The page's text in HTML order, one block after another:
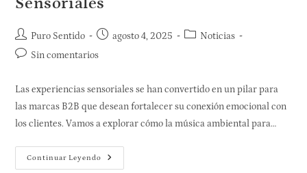
Puro Sentido agosto 4, 2025
Noticias
Sin comentarios
Las experiencias sensoriales se han convertido en un pilar para
las marcas B2B que desean fortalecer su conexión emocional con
los clientes. Vamos a explorar cómo la música ambiental para…
Continuar Leyendo